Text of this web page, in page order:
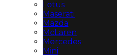
Lotus
Maserati
Mazda
McLaren
Mercedes
Mini